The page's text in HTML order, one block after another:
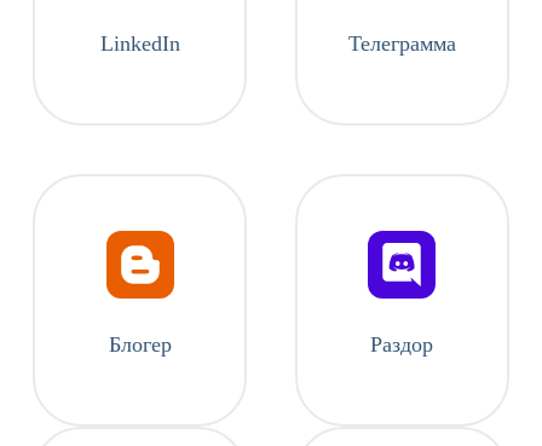
LinkedIn Телеграмма
Блогер Раздор